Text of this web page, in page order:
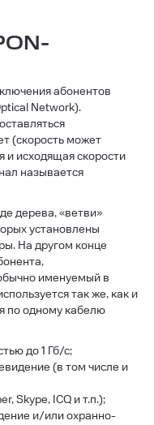
абонентов
Network).
(скорость может
и исходящая скорости
называется
дерева, «ветви»
установлены
На другом конце
именуемый в
так же, как и
по одному кабелю
до 1 Гб/с;
(в том числе и
Skype, ICQ и т.п.);
и/или охранно-